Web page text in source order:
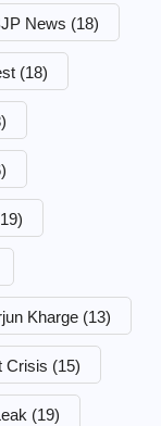
News (18)
(18)
Kharge (13)
Crisis (15)
(19)